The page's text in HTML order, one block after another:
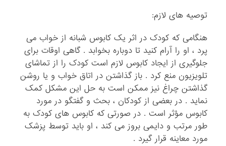
توصیه های لازم:
هنگامی که کودک در اثر یک کابوس شبانه از خواب می
پرد ، او را آرام کنید تا دوباره بخوابد . گاهی اوقات برای
جلوگیری از ایجاد کابوس لازم است کودک را از تماشای
تلویزیون منع کرد . باز گذاشتن در اتاق خواب و یا روشن
گذاشتن چراغ نیز ممکن است به حل این مشکل کمک
نماید . در بعضی از کودکان ، بحث و گفتگو در مورد
کابوس مؤثر است . در صورتی که کابوس های کودک به
طور مرتب و دایمی بروز می کند ، او باید توسط پزشک
مورد معاینه قرار گیرد .